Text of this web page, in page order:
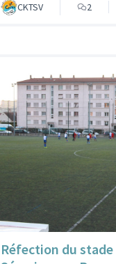
CKTSV
2
Réfection du stade